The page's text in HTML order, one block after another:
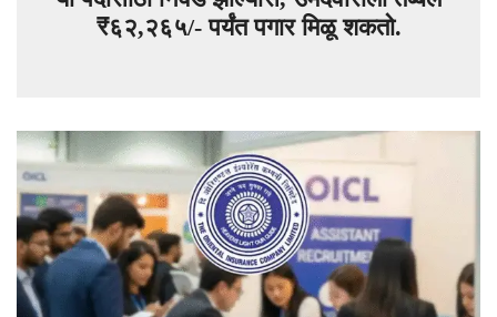
₹६२,२६५/- पर्यंत पगार मिळू शकतो.